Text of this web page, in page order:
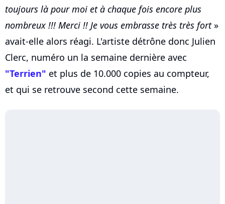
toujours là pour moi et à chaque fois encore plus
nombreux !!! Merci !! Je vous embrasse très très fort»
avait-elle alors réagi. L'artiste détrône donc Julien
Clerc, numéro un la semaine dernière avec
"Terrien" et plus de 10.000 copies au compteur,
et qui se retrouve second cette semaine.